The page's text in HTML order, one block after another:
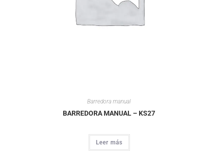
Barredora manual
BARREDORA MANUAL – KS27
Leer más